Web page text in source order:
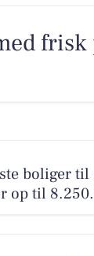
frisk
boliger til
op til